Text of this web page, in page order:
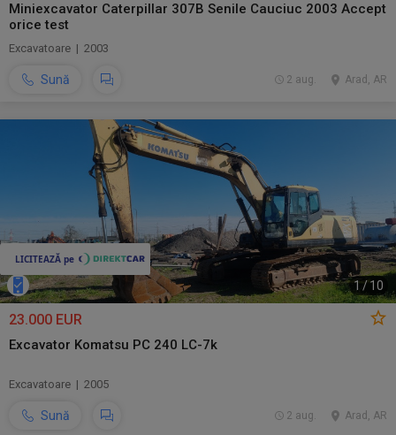
Miniexcavator Caterpillar 307B Senile Cauciuc 2003 Accept
orice test
Excavatoare | 2003
Sună Arad, AR
2 aug.
1 /10
23.000 EUR
Excavator Komatsu PC 240 LC-7k
Excavatoare | 2005
Sună Arad, AR
2 aug.